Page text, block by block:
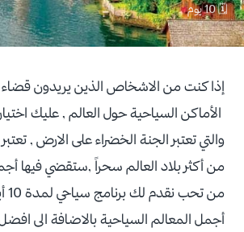
🗓 10 يوم
إذا كنت من الاشخاص الذين يريدون
الأماكن السياحية حول العالم , عليك
والتي تعتبر الجنة الخضراء على الارض ,
من أكثر بلاد العالم سحراً ,ستقضي فيها
أجمل المعالم السياحية بالاضافة الى